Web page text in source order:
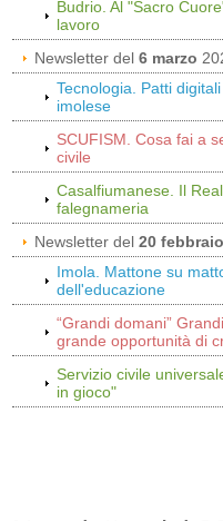
Budrio. Al "Sacro
lavoro
Newsletter del6 marzo
Tecnologia. Patti
imolese
SCUFISM. Cosa fai a
civile
Casalfiumanese. Il
falegnameria
Newsletter del20 febbraio
Imola. Mattone su
dell'educazione
“Grandi domani”
grande opportunità di
Servizio civile
in gioco"